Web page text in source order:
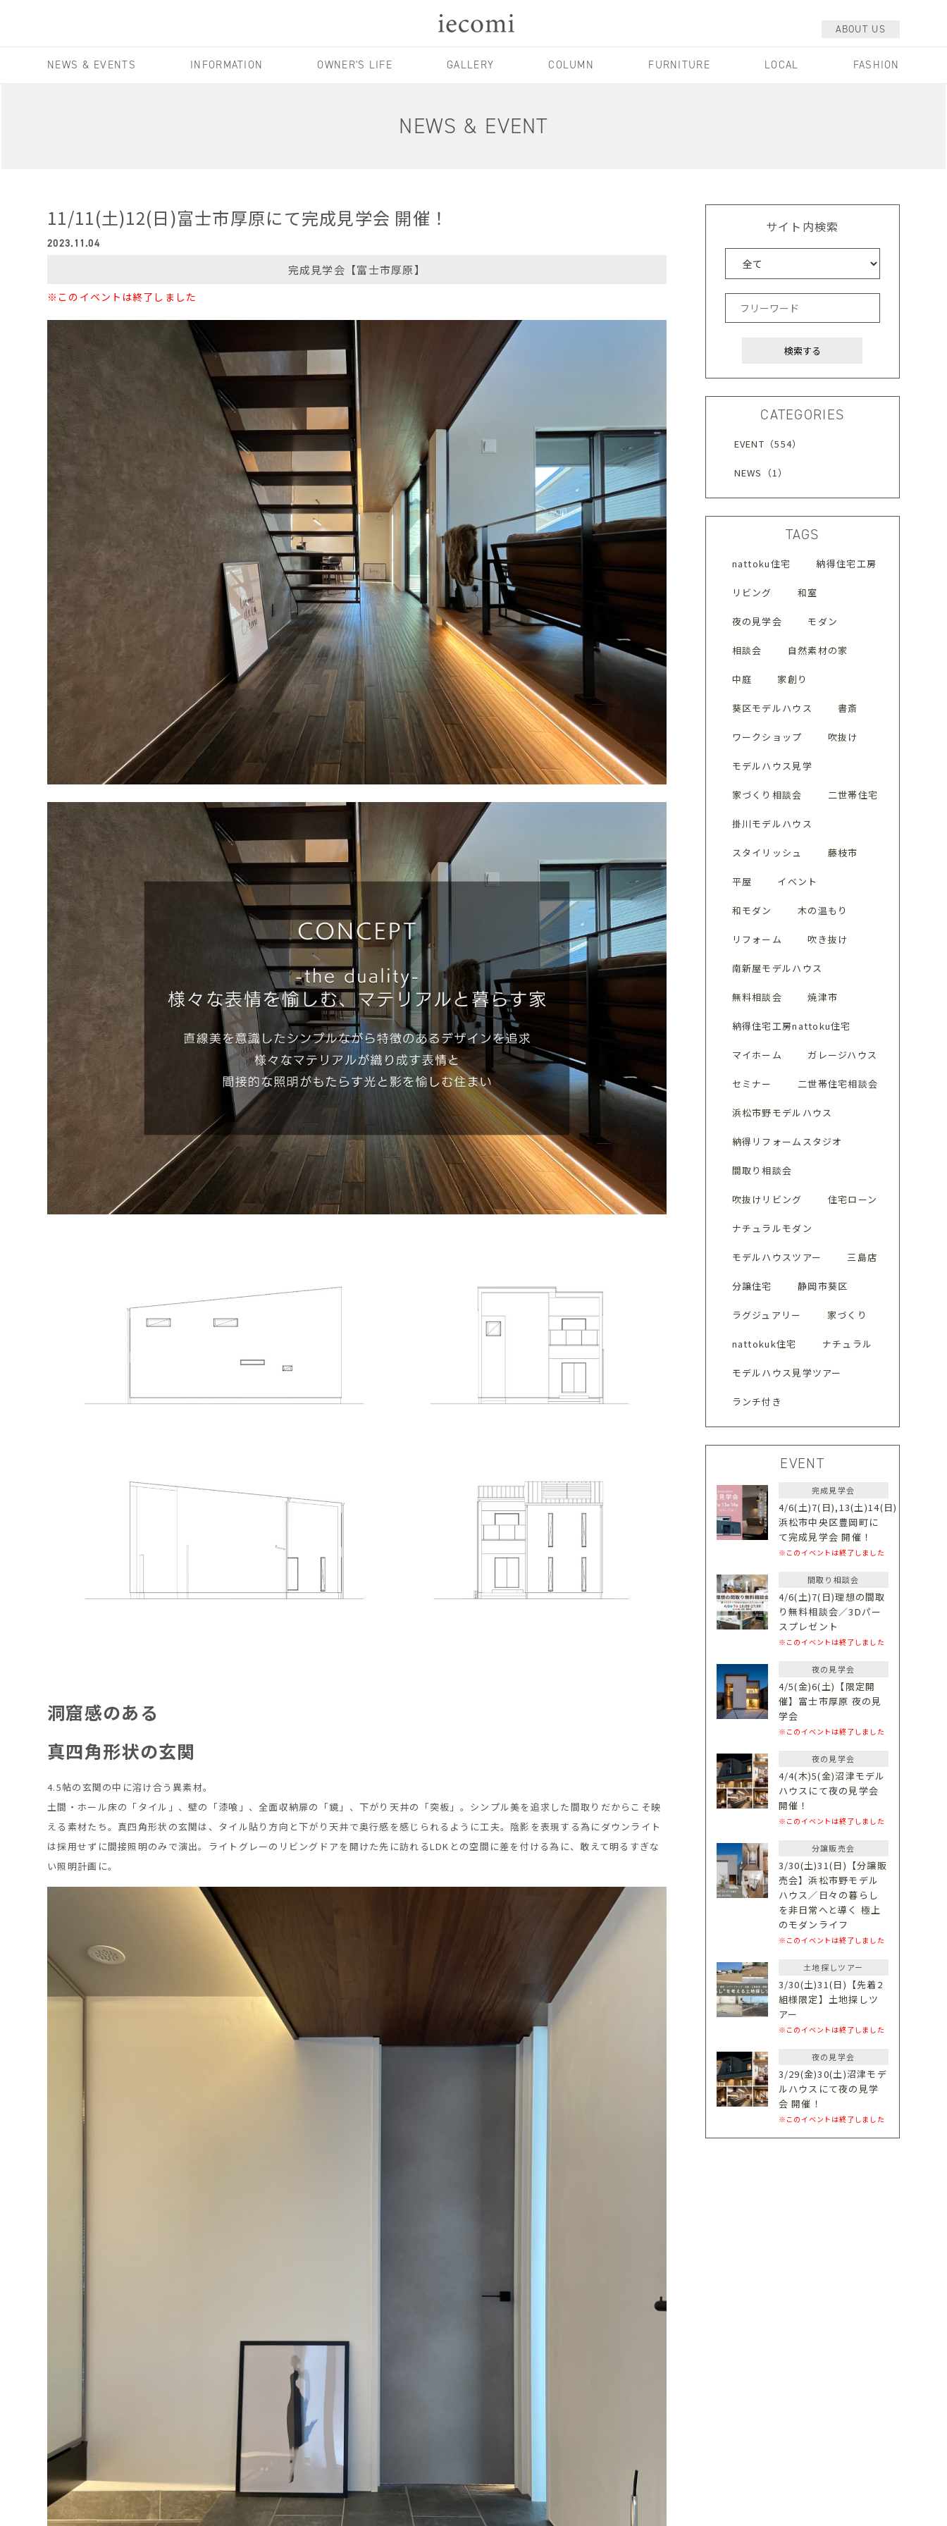
ABOUT US
NEWS & EVENTS INFORMATION OWNER'S LIFE GALLERY COLUMN FURNITURE LOCAL FASHION
NEWS & EVENT
11/11(土)12(日)富士市厚原にて完成見学会 開催！
2023.11.04
完成見学会【富士市厚原】
※このイベントは終了しました
洞窟感のある
真四角形状の玄関
4.5帖の玄関の中に溶け合う異素材。
土間・ホール床の「タイル」、壁の「漆喰」、全面収納扉の「鏡」、下がり天井の「突板」。シンプル美を追求した間取りだからこそ映
える素材たち。真四角形状の玄関は、タイル貼り方向と下がり天井で奥行感を感じられるように工夫。陰影を表現する為にダウンライト
は採用せずに間接照明のみで演出。ライトグレーのリビングドアを開けた先に訪れるLDKとの空間に差を付ける為に、敢えて明るすぎな
い照明計画に。
サイト内検索
CATEGORIES
EVENT（554）
NEWS（1）
TAGS
nattoku住宅 納得住宅工房
リビング 和室
夜の見学会 モダン
相談会 自然素材の家
中庭 家創り
葵区モデルハウス 書斎
ワークショップ 吹抜け
モデルハウス見学
家づくり相談会 二世帯住宅
掛川モデルハウス
スタイリッシュ 藤枝市
平屋 イベント
和モダン 木の温もり
リフォーム 吹き抜け
南新屋モデルハウス
無料相談会 焼津市
納得住宅工房nattoku住宅
マイホーム ガレージハウス
セミナー 二世帯住宅相談会
浜松市野モデルハウス
納得リフォームスタジオ
間取り相談会
吹抜けリビング 住宅ローン
ナチュラルモダン
モデルハウスツアー 三島店
分譲住宅 静岡市葵区
ラグジュアリー 家づくり
nattokuk住宅 ナチュラル
モデルハウス見学ツアー
ランチ付き
EVENT
完成見学会
4/6(土)7(日),13(土)14(日)
浜松市中央区豊岡町に
て完成見学会 開催！
※このイベントは終了しました
間取り相談会
4/6(土)7(日)理想の間取
り無料相談会／3Dパー
スプレゼント
※このイベントは終了しました
夜の見学会
4/5(金)6(土)【限定開
催】富士市厚原 夜の見
学会
※このイベントは終了しました
夜の見学会
4/4(木)5(金)沼津モデル
ハウスにて夜の見学会
開催！
※このイベントは終了しました
分譲販売会
3/30(土)31(日)【分譲販
売会】浜松市野モデル
ハウス／日々の暮らし
を非日常へと導く 極上
のモダンライフ
※このイベントは終了しました
土地探しツアー
3/30(土)31(日)【先着2
組様限定】土地探しツ
アー
※このイベントは終了しました
夜の見学会
3/29(金)30(土)沼津モデ
ルハウスにて夜の見学
会 開催！
※このイベントは終了しました